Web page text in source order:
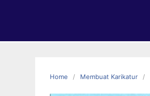
Home Membuat Karikatur